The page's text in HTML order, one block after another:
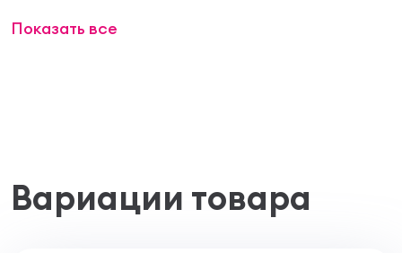
Express (2,5 литра) и тщательно перемешайте оба
Показать все
Вариации товара